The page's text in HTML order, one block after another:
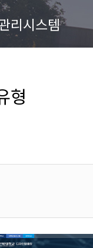
리시스템
형